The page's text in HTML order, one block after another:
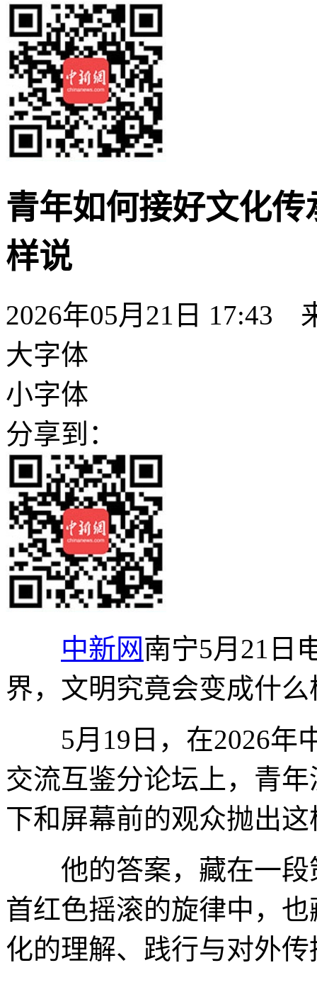
青年如何接好文化
样说
2026年05月21日 17:43
大字体
小字体
分享到：
中新网南宁5月21日
界，文明究竟会变成什么
5月19日，在2026年
交流互鉴分论坛上，青
下和屏幕前的观众抛出
他的答案，藏在一段
首红色摇滚的旋律中，
化的理解、践行与对外